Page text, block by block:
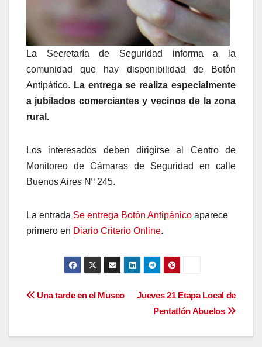
La Secretaría de Seguridad informa a la
comunidad que hay disponibilidad de Botón
Antipático. La entrega se realiza especialmente
a jubilados comerciantes y vecinos de la zona
rural.
Los interesados deben dirigirse al Centro de
Monitoreo de Cámaras de Seguridad en calle
Buenos Aires Nº 245.
La entrada Se entrega Botón Antipánico aparece
primero en Diario Criterio Online.
Navegación
Jueves 21 Etapa Local de
Pentatlón Abuelos
Una tarde en el Museo